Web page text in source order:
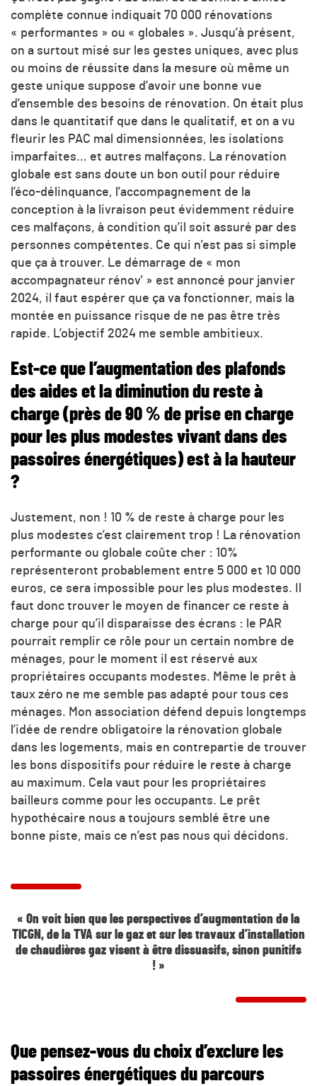
complète connue indiquait 70 000 rénovations
« performantes » ou « globales ». Jusqu’à présent,
on a surtout misé sur les gestes uniques, avec plus
ou moins de réussite dans la mesure où même un
geste unique suppose d’avoir une bonne vue
d’ensemble des besoins de rénovation. On était plus
dans le quantitatif que dans le qualitatif, et on a vu
fleurir les PAC mal dimensionnées, les isolations
imparfaites… et autres malfaçons. La rénovation
globale est sans doute un bon outil pour réduire
l’éco-délinquance, l’accompagnement de la
conception à la livraison peut évidemment réduire
ces malfaçons, à condition qu’il soit assuré par des
personnes compétentes. Ce qui n’est pas si simple
que ça à trouver. Le démarrage de « mon
accompagnateur rénov' » est annoncé pour janvier
2024, il faut espérer que ça va fonctionner, mais la
montée en puissance risque de ne pas être très
rapide. L’objectif 2024 me semble ambitieux.
Est-ce que l’augmentation des plafonds
des aides et la diminution du reste à
charge (près de 90 % de prise en charge
pour les plus modestes vivant dans des
passoires énergétiques) est à la hauteur
?
Justement, non ! 10 % de reste à charge pour les
plus modestes c’est clairement trop ! La rénovation
performante ou globale coûte cher : 10%
représenteront probablement entre 5 000 et 10 000
euros, ce sera impossible pour les plus modestes. Il
faut donc trouver le moyen de financer ce reste à
charge pour qu’il disparaisse des écrans : le PAR
pourrait remplir ce rôle pour un certain nombre de
ménages, pour le moment il est réservé aux
propriétaires occupants modestes. Même le prêt à
taux zéro ne me semble pas adapté pour tous ces
ménages. Mon association défend depuis longtemps
l’idée de rendre obligatoire la rénovation globale
dans les logements, mais en contrepartie de trouver
les bons dispositifs pour réduire le reste à charge
au maximum. Cela vaut pour les propriétaires
bailleurs comme pour les occupants. Le prêt
hypothécaire nous a toujours semblé être une
bonne piste, mais ce n’est pas nous qui décidons.
« On voit bien que les perspectives d’augmentation de la
TICGN, de la TVA sur le gaz et sur les travaux d’installation
de chaudières gaz visent à être dissuasifs, sinon punitifs
! »
Que pensez-vous du choix d’exclure les
passoires énergétiques du parcours